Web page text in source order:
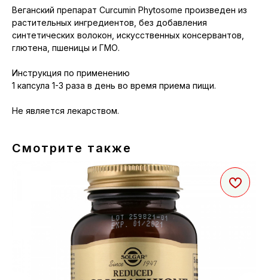
Веганский препарат Curcumin Phytosome произведен из
растительных ингредиентов, без добавления
синтетических волокон, искусственных консервантов,
глютена, пшеницы и ГМО.
Инструкция по применению
1 капсула 1-3 раза в день во время приема пищи.
Не является лекарством.
Смотрите также